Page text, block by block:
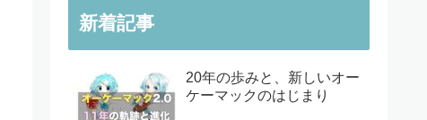
新着記事
20年の歩みと、新しいオー
ケーマックのはじまり